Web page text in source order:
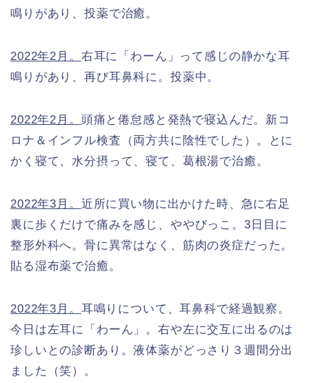
鳴りがあり、投薬で治癒。
2022年2月。 右耳に「わーん」って感じの静かな耳
鳴りがあり、再び耳鼻科に。投薬中。
2022年2月。 頭痛と倦怠感と発熱で寝込んだ。新コ
ロナ＆インフル検査（両方共に陰性でした）。とに
かく寝て、水分摂って、寝て、葛根湯で治癒。
2022年3月。 近所に買い物に出かけた時、急に右足
裏に歩くだけで痛みを感じ、ややびっこ。3日目に
整形外科へ。骨に異常はなく、筋肉の炎症だった。
貼る湿布薬で治癒。
2022年3月。 耳鳴りについて、耳鼻科で経過観察。
今日は左耳に「わーん」。右や左に交互に出るのは
珍しいとの診断あり。液体薬がどっさり３週間分出
ました（笑）。